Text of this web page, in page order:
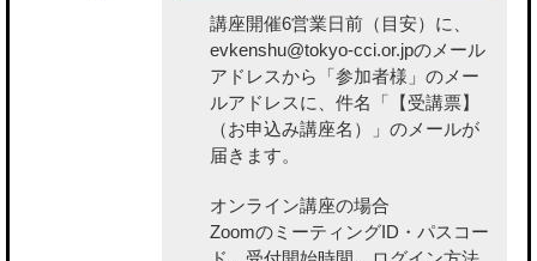
講座開催6営業日前（目安）に、
evkenshu@tokyo-cci.or.jpのメール
アドレスから「参加者様」のメー
ルアドレスに、件名「【受講票】
（お申込み講座名）」のメールが
届きます。
オンライン講座の場合
ZoomのミーティングID・パスコー